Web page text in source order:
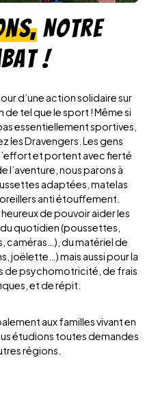
Notre
!
d’une action solidaire sur
tel que le sport ! Même si
essentiellement sportives,
les Dravengers. Les gens
et portent avec fierté
l’aventure, nous parons à
adaptées, matelas
anti étouffement.
de pouvoir aider les
quotidien (poussettes,
caméras…), du matériel de
joëlette…) mais aussi pour la
de psychomotricité, de frais
et de répit.
aux familles vivant en
étudions toutes demandes
régions.